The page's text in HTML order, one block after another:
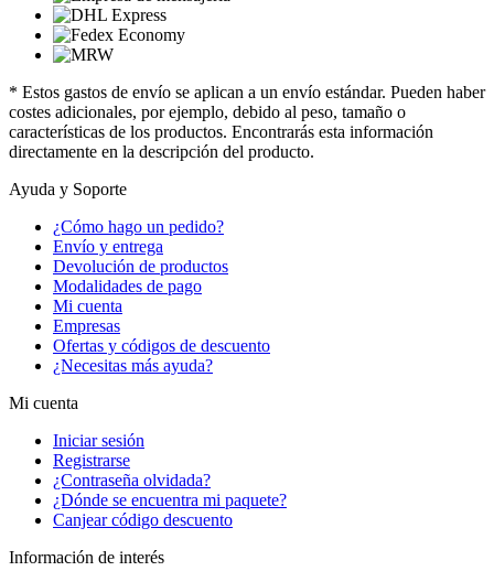
* Estos gastos de envío se aplican a un envío estándar. Pueden haber
costes adicionales, por ejemplo, debido al peso, tamaño o
características de los productos. Encontrarás esta información
directamente en la descripción del producto.
Ayuda y Soporte
¿Cómo hago un pedido?
Envío y entrega
Devolución de productos
Modalidades de pago
Mi cuenta
Empresas
Ofertas y códigos de descuento
¿Necesitas más ayuda?
Mi cuenta
Iniciar sesión
Registrarse
¿Contraseña olvidada?
¿Dónde se encuentra mi paquete?
Canjear código descuento
Información de interés